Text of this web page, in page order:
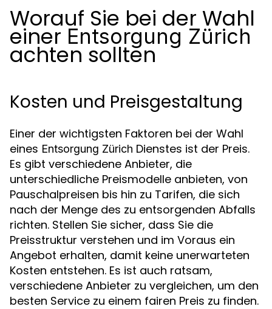
Worauf Sie bei der Wahl
einer Entsorgung Zürich
achten sollten
Kosten und Preisgestaltung
Einer der wichtigsten Faktoren bei der Wahl
eines Entsorgung Zürich Dienstes ist der Preis.
Es gibt verschiedene Anbieter, die
unterschiedliche Preismodelle anbieten, von
Pauschalpreisen bis hin zu Tarifen, die sich
nach der Menge des zu entsorgenden Abfalls
richten. Stellen Sie sicher, dass Sie die
Preisstruktur verstehen und im Voraus ein
Angebot erhalten, damit keine unerwarteten
Kosten entstehen. Es ist auch ratsam,
verschiedene Anbieter zu vergleichen, um den
besten Service zu einem fairen Preis zu finden.